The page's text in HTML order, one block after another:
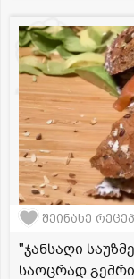
შეინახე
"ჯანსაღი
საოცრად